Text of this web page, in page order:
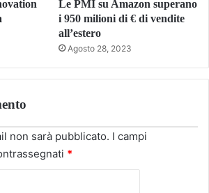
Le PMI su Amazon superano
i 950 milioni di € di vendite
all’estero
Agosto 28, 2023
non sarà pubblicato. I campi
*